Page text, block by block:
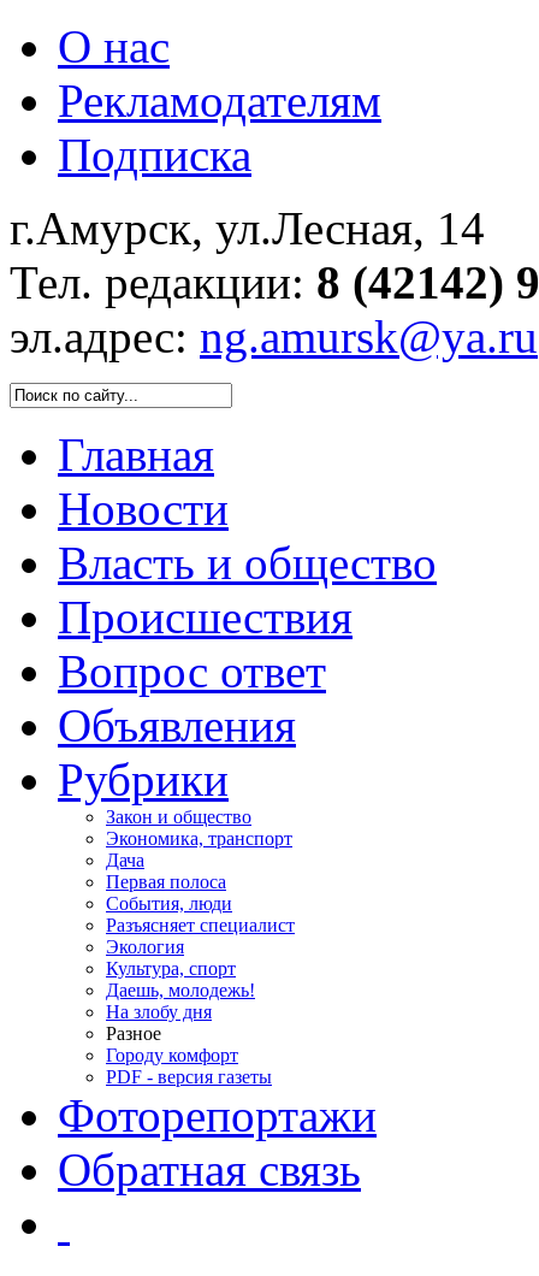
О нас
Рекламодателям
Подписка
г.Амурск, ул.Лесная, 14
Тел. редакции: 8 (42142)
эл.адрес: ng.amursk@ya.ru
Главная
Новости
Власть и общество
Происшествия
Вопрос ответ
Объявления
Рубрики
Закон и общество
Экономика, транспорт
Дача
Первая полоса
События, люди
Разъясняет специалист
Экология
Культура, спорт
Даешь, молодежь!
На злобу дня
Разное
Городу комфорт
PDF - версия газеты
Фоторепортажи
Обратная связь